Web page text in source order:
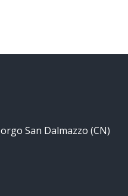
San Dalmazzo (CN)